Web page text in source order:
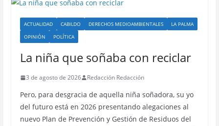
ACTUALIDAD CABILDO DERECHOS MEDIOAMBIENTALES
LA PALMA
OPINIÓN
POLÍTICA
La niña que soñaba con reciclar
3 de agosto de 2026 Redacción Redacción
Pero, para desgracia de aquella niña soñadora, su yo
del futuro está en 2026 presentando alegaciones al
nuevo Plan de Prevención y Gestión de Residuos del